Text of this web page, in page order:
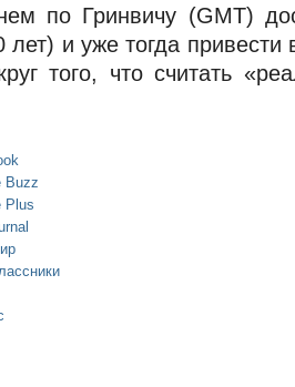
по Гринвичу (GMT)
лет) и уже тогда
того, что считать